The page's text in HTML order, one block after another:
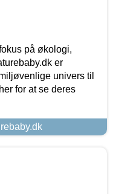
på økologi,
er
univers til
for at se deres